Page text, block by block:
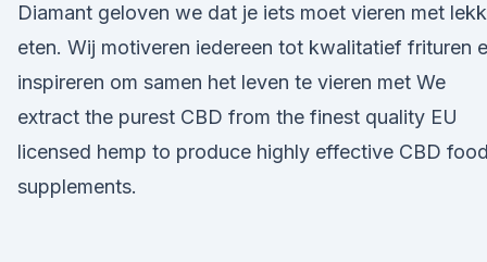
Diamant geloven we dat je iets moet vieren met
eten. Wij motiveren iedereen tot kwalitatief frituren
inspireren om samen het leven te vieren met We
extract the purest CBD from the finest quality EU
licensed hemp to produce highly effective CBD food
supplements.